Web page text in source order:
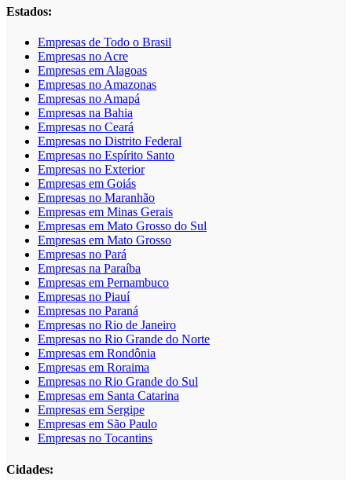
Estados:
Empresas de Todo o Brasil
Empresas no Acre
Empresas em Alagoas
Empresas no Amazonas
Empresas no Amapá
Empresas na Bahia
Empresas no Ceará
Empresas no Distrito Federal
Empresas no Espírito Santo
Empresas no Exterior
Empresas em Goiás
Empresas no Maranhão
Empresas em Minas Gerais
Empresas em Mato Grosso do Sul
Empresas em Mato Grosso
Empresas no Pará
Empresas na Paraíba
Empresas em Pernambuco
Empresas no Piauí
Empresas no Paraná
Empresas no Rio de Janeiro
Empresas no Rio Grande do Norte
Empresas em Rondônia
Empresas em Roraima
Empresas no Rio Grande do Sul
Empresas em Santa Catarina
Empresas em Sergipe
Empresas em São Paulo
Empresas no Tocantins
Cidades: